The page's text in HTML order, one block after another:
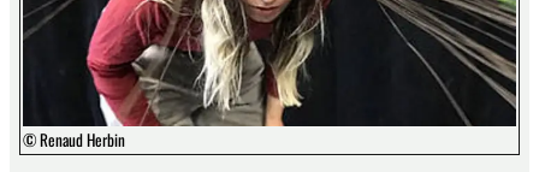
© Renaud Herbin